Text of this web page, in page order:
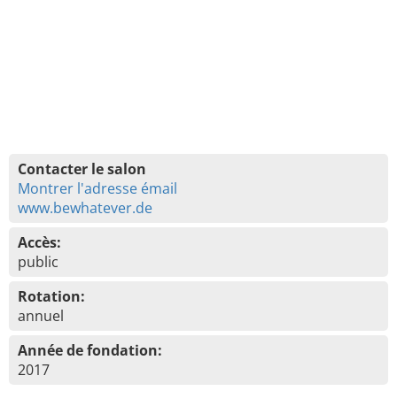
Contacter le salon
Montrer l'adresse émail
www.bewhatever.de
Accès:
public
Rotation:
annuel
Année de fondation:
2017